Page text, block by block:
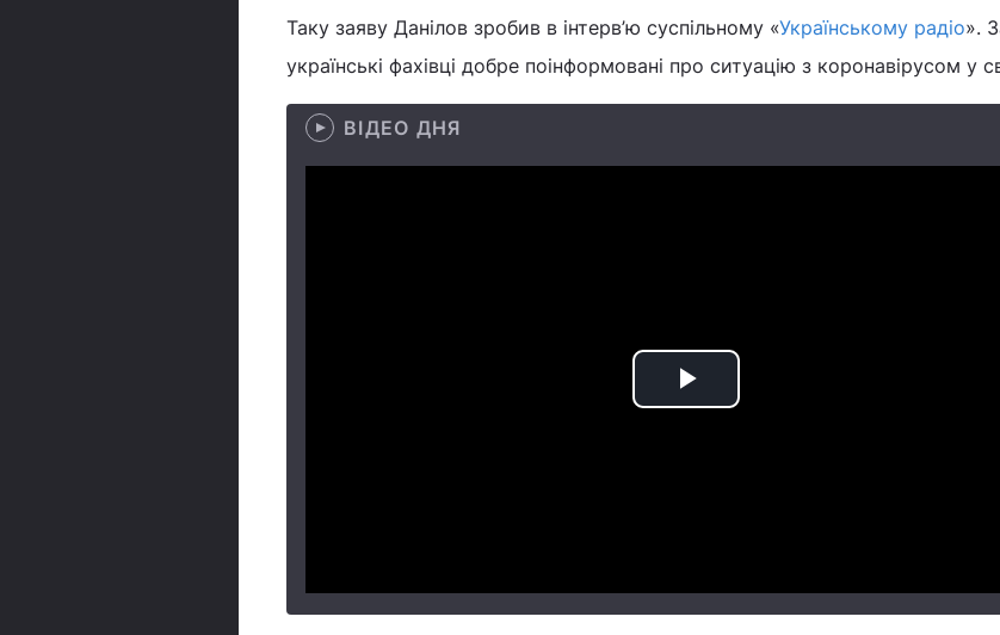
Таку заяву Данілов зробив в інтерв’ю суспільному «Українському радіо».
українські фахівці добре поінформовані про ситуацію з коронавірусом у
ВІДЕО ДНЯ
Play